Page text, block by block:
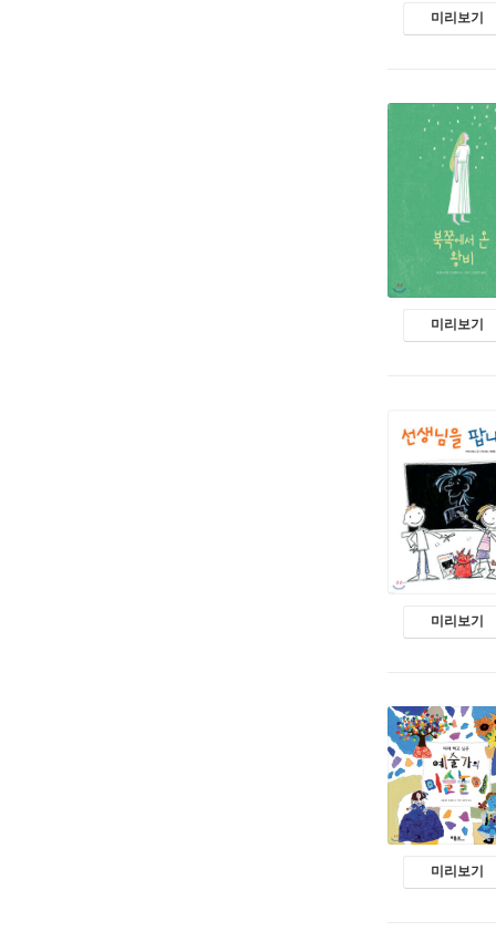
미리보기
미리보기
미리보기
미리보기